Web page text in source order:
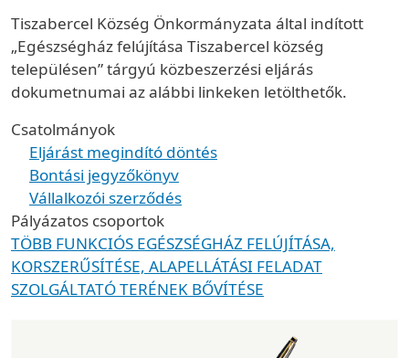
Tiszabercel Község Önkormányzata által indított
„Egészségház felújítása Tiszabercel község
településen” tárgyú közbeszerzési eljárás
dokumetnumai az alábbi linkeken letölthetők.
Csatolmányok
Eljárást megindító döntés
Bontási jegyzőkönyv
Vállalkozói szerződés
Pályázatos csoportok
TÖBB FUNKCIÓS EGÉSZSÉGHÁZ FELÚJÍTÁSA,
KORSZERŰSÍTÉSE, ALAPELLÁTÁSI FELADAT
SZOLGÁLTATÓ TERÉNEK BŐVÍTÉSE